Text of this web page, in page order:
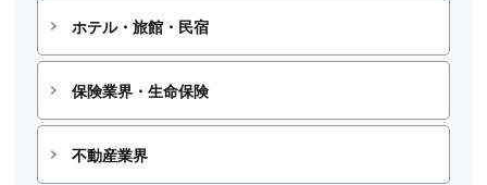
ホテル・旅館・民宿
保険業界・生命保険
不動産業界